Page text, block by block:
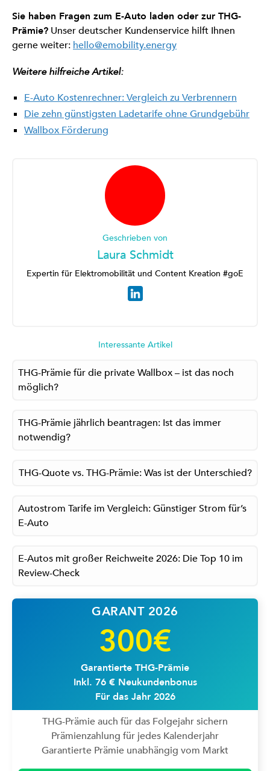
Sie haben Fragen zum E-Auto laden oder zur THG-
Prämie? Unser deutscher Kundenservice hilft Ihnen
gerne weiter: hello@emobility.energy
Weitere hilfreiche Artikel:
E-Auto Kostenrechner: Vergleich zu Verbrennern
Die zehn günstigsten Ladetarife ohne Grundgebühr
Wallbox Förderung
Geschrieben von
Laura Schmidt
Expertin für Elektromobilität und Content Kreation #goE
Interessante Artikel
THG-Prämie für die private Wallbox – ist das noch
möglich?
THG-Prämie jährlich beantragen: Ist das immer
notwendig?
THG-Quote vs. THG-Prämie: Was ist der Unterschied?
Autostrom Tarife im Vergleich: Günstiger Strom für’s
E-Auto
E-Autos mit großer Reichweite 2026: Die Top 10 im
Review-Check
GARANT 2026
300€
Garantierte THG-Prämie
Inkl. 76 € Neukundenbonus
Für das Jahr 2026
THG-Prämie auch für das Folgejahr sichern
Prämienzahlung für jedes Kalenderjahr
Garantierte Prämie unabhängig vom Markt